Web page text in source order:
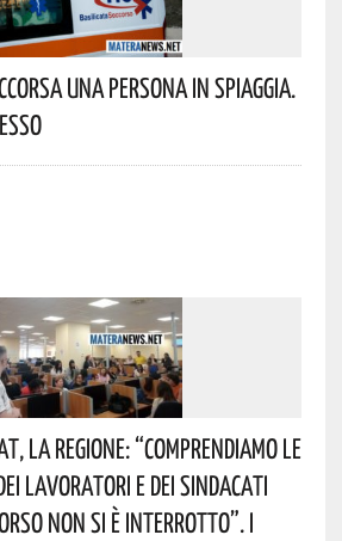
Una Persona In Spiaggia.
La Regione: “comprendiamo Le
Lavoratori E Dei Sindacati
Non Si È Interrotto”. I